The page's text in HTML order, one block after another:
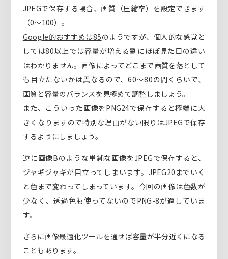
JPEGで保存する場合、画質（圧縮率）を設定できます
（0〜100）。
Google的おすすめは85のようですが、個人的な感覚と
しては80以上では容量が増える割にほぼ見た目の違い
はわかりません。画像によってどこまで画質を落として
も目立たないかは異なるので、60〜80の間くらいで、
画質と容量のバランスを見極めて調整しましょう。
また、こういった画像をPNG24で保存すると極端に大
きくなりますので特別な理由がない限りはJPEGで保存
するようにしましょう。
逆に画像Bのような単純な画像をJPEGで保存すると、
ジャギジャギが目立ってしまいます。JPEG20までいく
と色まで変わってしまっています。今回の画像は色数が
少なく、透過色も使ってないのでPNG-8が適していま
す。
さらに画像最適化ツールを通せば容量が半分近くになる
こともあります。